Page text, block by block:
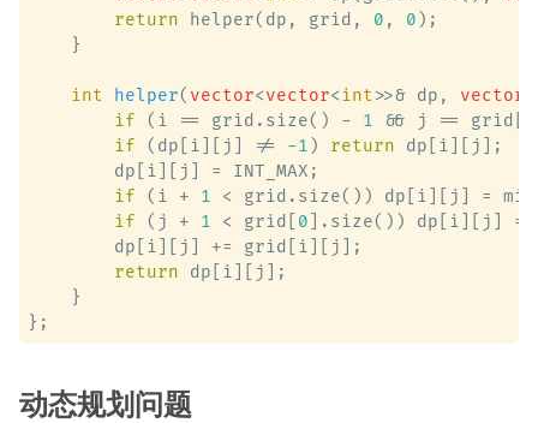
return helper(dp, grid, 0 , 0 );
    }
int helper( vector<vector<int>>& dp, vector
if (i == grid.size() - 1 && j == grid[
if (dp[i][j] != -1 ) return dp[i][j];
        dp[i][j] = INT_MAX;
if (i + 1 < grid.size()) dp[i][j] =
if (j + 1 < grid[ 0 ].size()) dp[i][j] =
        dp[i][j] += grid[i][j];
return dp[i][j];
    }
动态规划问题